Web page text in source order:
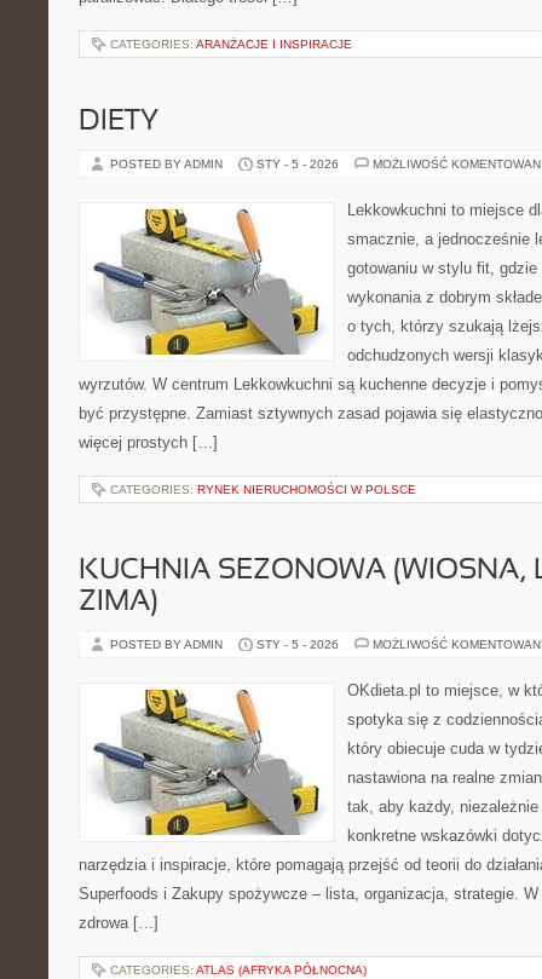
CATEGORIES: ARANŻACJE I INSPIRACJE
DIETY
POSTED BY ADMIN STY - 5 - 2026 MOŻLIWOŚĆ
Lekkowkuchni to miejsce
smacznie, a jednocześnie
gotowaniu w stylu fit, gdzie
wykonania z dobrym
o tych, którzy szukają
odchudzonych wersji
wyrzutów. W centrum Lekkowkuchni są kuchenne decyzje i
być przystępne. Zamiast sztywnych zasad pojawia się
więcej prostych […]
CATEGORIES: RYNEK NIERUCHOMOŚCI W POLSCE
KUCHNIA SEZONOWA (WIOSNA,
ZIMA)
POSTED BY ADMIN STY - 5 - 2026 MOŻLIWOŚĆ
OKdieta.pl to miejsce, w
spotyka się z
który obiecuje cuda w
nastawiona na realne
tak, aby każdy,
konkretne wskazówki
narzędzia i inspiracje, które pomagają przejść od teorii do
Superfoods i Zakupy spożywcze – lista, organizacja, strategie.
zdrowa […]
CATEGORIES: ATLAS (AFRYKA PÓŁNOCNA)